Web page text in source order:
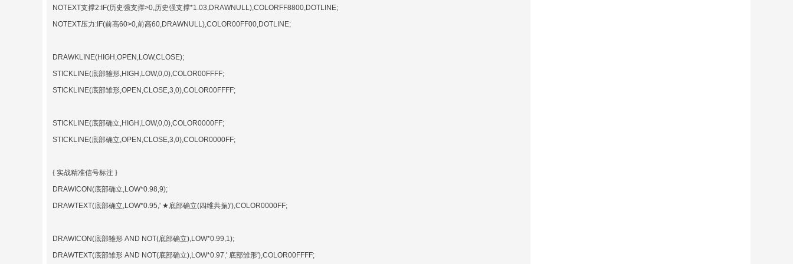
NOTEXT支撑2:IF(历史强支撑>0,历史强支撑*1.03,DRAWNULL),COLORFF8800,DOTLINE;
NOTEXT压力:IF(前高60>0,前高60,DRAWNULL),COLOR00FF00,DOTLINE;
DRAWKLINE(HIGH,OPEN,LOW,CLOSE);
STICKLINE(底部雏形,HIGH,LOW,0,0),COLOR00FFFF;
STICKLINE(底部雏形,OPEN,CLOSE,3,0),COLOR00FFFF;
STICKLINE(底部确立,HIGH,LOW,0,0),COLOR0000FF;
STICKLINE(底部确立,OPEN,CLOSE,3,0),COLOR0000FF;
{ 实战精准信号标注 }
DRAWICON(底部确立,LOW*0.98,9);
DRAWTEXT(底部确立,LOW*0.95,' ★底部确立(四维共振)'),COLOR0000FF;
DRAWICON(底部雏形 AND NOT(底部确立),LOW*0.99,1);
DRAWTEXT(底部雏形 AND NOT(底部确立),LOW*0.97,' 底部雏形'),COLOR00FFFF;